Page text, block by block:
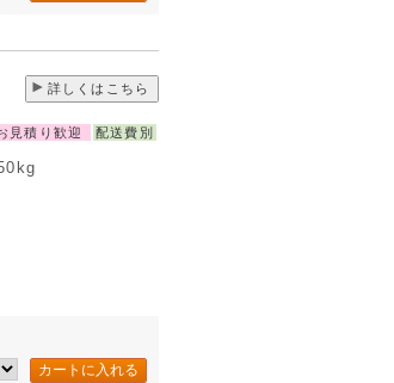
詳しくはこちら
見積り歓迎 配送費別